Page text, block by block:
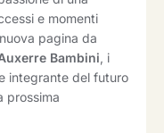
e momenti
pagina da
Bambini, i
integrante del futuro
prossima